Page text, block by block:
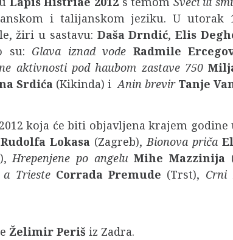
i talijanskom jeziku. U
žiri u sastavu: Daša Drndić,Elis
su: Glava iznad vode Radmile
aktivnosti pod haubom zastave 750
Srdića (Kikinda) iAnin brevir Tanje
koja će biti objavljena krajem godine
Rudolfa Lokasa(Zagreb),Bionova priča
Hrepenjene po angelu Mihe Mazzinija
a Trieste Corrada Premude (Trst), Crni
Želimir Periš iz Zadra.